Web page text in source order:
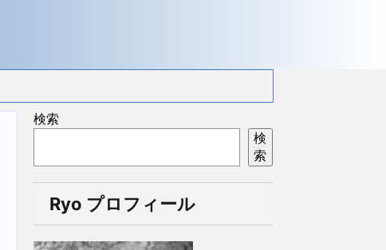
検索
検
索
Ryo プロフィール